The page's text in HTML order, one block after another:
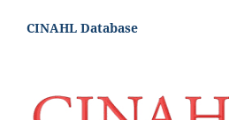
CINAHL Database